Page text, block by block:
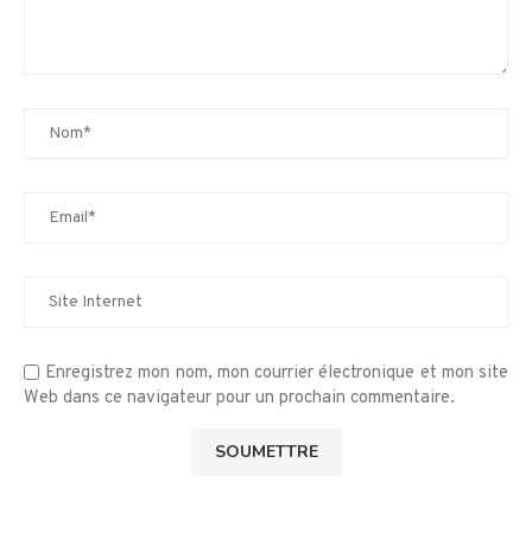
Enregistrez mon nom, mon courrier électronique et mon site
Web dans ce navigateur pour un prochain commentaire.